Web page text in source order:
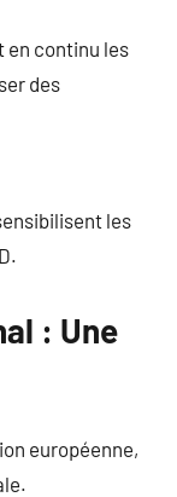
en continu les
des
les
: Une
européenne,